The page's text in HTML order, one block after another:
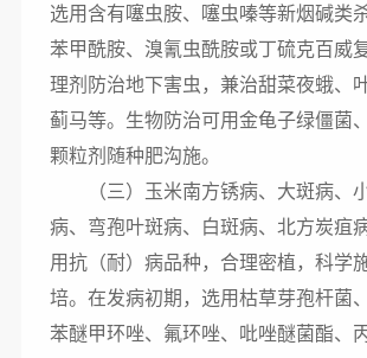
选用含有噻虫胺、噻虫嗪等新烟碱类
苯甲酰胺、溴氰虫酰胺或丁硫克百威
理剂防治地下害虫，兼治甜菜夜蛾、
蓟马等。生物防治可用金龟子绿僵菌
颗粒剂随种肥沟施。
（三）玉米南方锈病、大斑病、
病、弯孢叶斑病、白斑病、北方炭疽
用抗（耐）病品种，合理密植，科学
培。在发病初期，选用枯草芽孢杆菌
苯醚甲环唑、氟环唑、吡唑醚菌酯、丙